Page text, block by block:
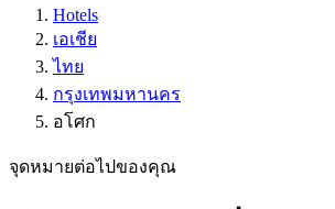
Hotels
เอเชีย
ไทย
กรุงเทพมหานคร
อโศก
จุดหมายต่อไปของคุณ